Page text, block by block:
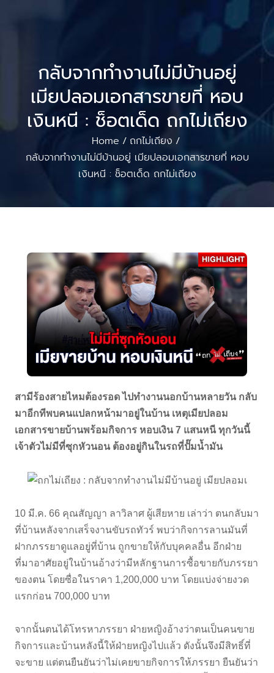
กลับจากทำงานไม่มีบ้านอยู่
เมียปลอมเอกสารขายที่ หอบ
เงินหนี : ช็อตเด็ด ถกไม่เถียง
Home / ถกไม่เถียง /
กลับจากทำงานไม่มีบ้านอยู่ เมียปลอมเอกสารขายที่ หอบ
เงินหนี : ช็อตเด็ด ถกไม่เถียง
สามีร้องสายไหมต้องรอด ไปทำงานนอกบ้านหลายวัน กลับ
มาอีกทีพบคนแปลกหน้ามาอยู่ในบ้าน เหตุเมียปลอม
เอกสารขายบ้านพร้อมกิจการ หอบเงิน 7 แสนหนี ทุกวันนี้
เจ้าตัวไม่มีที่ซุกหัวนอน ต้องอยู่กินในรถที่ปั๊มน้ำมัน
10 มี.ค. 66 คุณสัญญา ลาวิลาศ ผู้เสียหาย เล่าว่า ตนกลับมา
ที่บ้านหลังจากเสร็จงานขับรถทัวร์ พบว่ากิจการลานมันที่
ฝากภรรยาดูแลอยู่ที่บ้าน ถูกขายให้กับบุคคลอื่น อีกฝ่าย
ที่มาอาศัยอยู่ในบ้านอ้างว่ามีหลักฐานการซื้อขายกับภรรยา
ของตน โดยซื่อในราคา 1,200,000 บาท โดยแบ่งจ่ายงวด
แรกก่อน 700,000 บาท
จากนั้นตนได้โทรหาภรรยา ฝ่ายหญิงอ้างว่าตนเป็นคนขาย
กิจการและบ้านหลังนี้ให้ฝ่ายหญิงไปแล้ว ดังนั้นจึงมีสิทธิ์ที่
จะขาย แต่ตนยืนยันว่าไม่เคยขายกิจการให้ภรรยา ยืนยันว่า